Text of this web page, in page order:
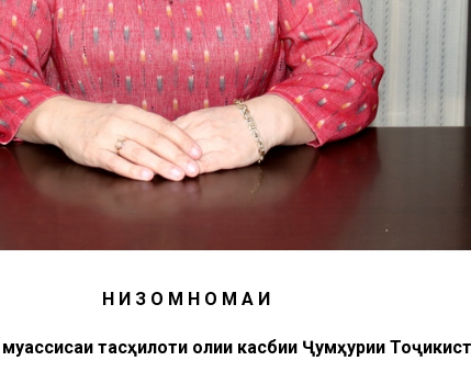
Н И З О М Н О М А И
тасҳилоти олии касбии Ҷумҳурии